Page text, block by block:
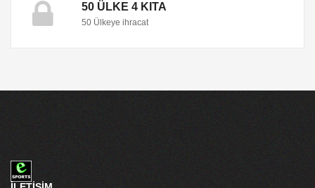
50 ÜLKE 4 KITA
50 Ülkeye ihracat